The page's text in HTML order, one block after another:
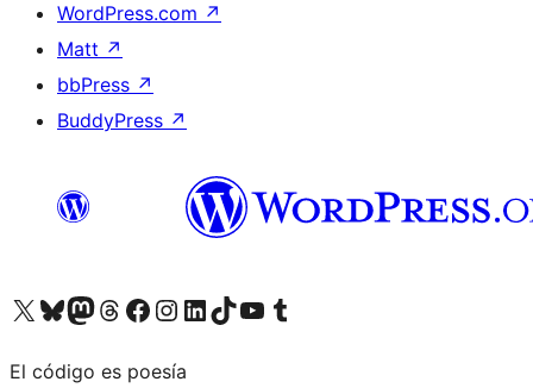
WordPress.com ↗
Matt ↗
bbPress ↗
BuddyPress ↗
Visita nuestra cuenta de X (anteriormente Twitter)
Visita nuestra cuenta de Bluesky
Visita nuestra cuenta de Mastodon
Visita nuestra cuenta de Threads
Visita nuestra página de Facebook
Visita nuestra cuenta de Instagram
Visita nuestra cuenta de LinkedIn
Visita nuestra cuenta de TikTok
Visita nuestro canal de YouTube
Visita nuestra cuenta de Tumblr
El código es poesía